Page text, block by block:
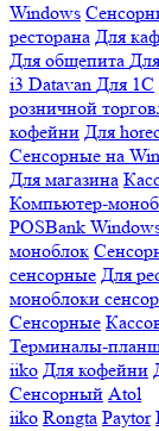
Windows
ресторана Для
Для общепита
i3 Datavan Для 1С
розничной
кофейни Для
Сенсорные на
Для магазина
Компьютер-
POSBank
моноблок
сенсорные Для
моноблоки
Сенсорные
Терминалы-
iiko Для кофейни
Сенсорный Atol
iiko Rongta Paytor